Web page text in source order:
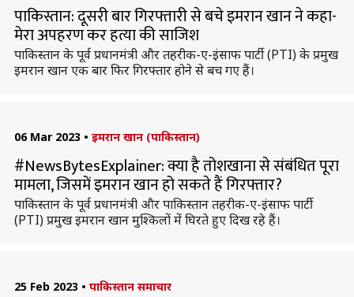
पाकिस्तान: दूसरी बार गिरफ्तारी से बचे इमरान खान ने कहा-
मेरा अपहरण कर हत्या की साजिश
पाकिस्तान के पूर्व प्रधानमंत्री और तहरीक-ए-इंसाफ पार्टी (PTI) के प्रमुख
इमरान खान एक बार फिर गिरफ्तार होने से बच गए हैं।
06 Mar 2023 • इमरान खान (पाकिस्तान)
#NewsBytesExplainer: क्या है तोशखाना से संबंधित पूरा
मामला, जिसमें इमरान खान हो सकते हैं गिरफ्तार?
पाकिस्तान के पूर्व प्रधानमंत्री और पाकिस्तान तहरीक-ए-इंसाफ पार्टी
(PTI) प्रमुख इमरान खान मुश्किलों में घिरते हुए दिख रहे हैं।
25 Feb 2023 • पाकिस्तान समाचार